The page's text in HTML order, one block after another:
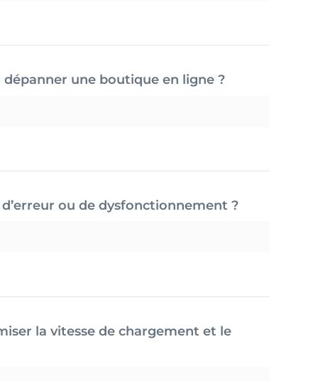
une boutique en ligne ?
ou de dysfonctionnement ?
la vitesse de chargement et le